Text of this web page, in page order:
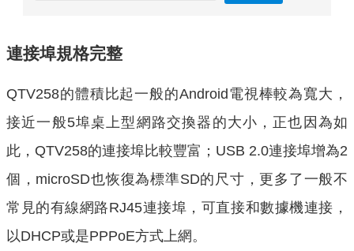
連接埠規格完整
QTV258的體積比起一般的Android電視棒較為寬大，
接近一般5埠桌上型網路交換器的大小，正也因為如
此，QTV258的連接埠比較豐富；USB 2.0連接埠增為2
個，microSD也恢復為標準SD的尺寸，更多了一般不
常見的有線網路RJ45連接埠，可直接和數據機連接，
以DHCP或是PPPoE方式上網。